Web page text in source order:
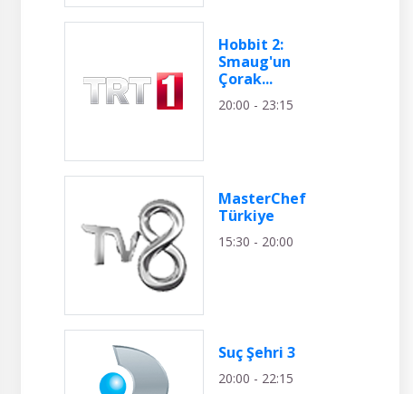
Hobbit 2:
Smaug'un
Çorak...
20:00 - 23:15
MasterChef
Türkiye
15:30 - 20:00
Suç Şehri 3
20:00 - 22:15